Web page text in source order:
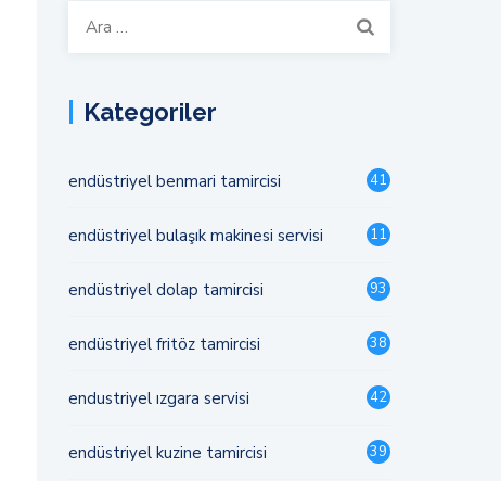
Arama:
Kategoriler
endüstriyel benmari tamircisi 41
endüstriyel bulaşık makinesi servisi 11
endüstriyel dolap tamircisi 93
endüstriyel fritöz tamircisi 38
endustriyel ızgara servisi 42
endüstriyel kuzine tamircisi 39